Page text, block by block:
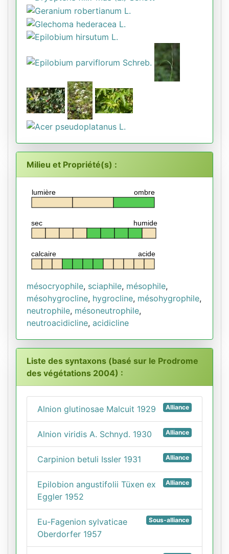
Milieu et Propriété(s) :
ombre
lumière
humide
sec
acide
calcaire
mésocryophile, sciaphile, mésophile,
mésohygrocline, hygrocline, mésohygrophile,
neutrophile, mésoneutrophile,
neutroacidicline, acidicline
Liste des syntaxons (basé sur le Prodrome
des végétations 2004) :
Alliance
Alnion glutinosae Malcuit 1929
Alliance
Alnion viridis A. Schnyd. 1930
Alliance
Carpinion betuli Issler 1931
Alliance
Epilobion angustifolii Tüxen ex
Eggler 1952
Sous-alliance
Eu-Fagenion sylvaticae
Oberdorfer 1957